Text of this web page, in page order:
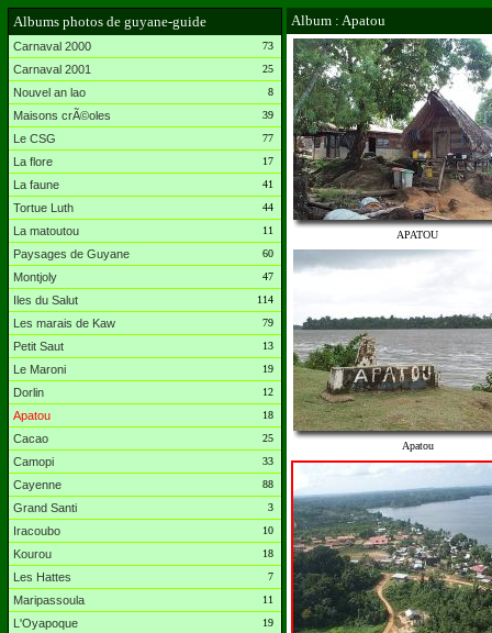
Albums photos de guyane-guide
Carnaval 2000 73
Carnaval 2001 25
Nouvel an lao 8
Maisons crÃ©oles 39
Le CSG 77
La flore 17
La faune 41
Tortue Luth 44
La matoutou 11
Paysages de Guyane 60
Montjoly 47
Iles du Salut 114
Les marais de Kaw 79
Petit Saut 13
Le Maroni 19
Dorlin 12
Apatou 18
Cacao 25
Camopi 33
Cayenne 88
Grand Santi 3
Iracoubo 10
Kourou 18
Les Hattes 7
Maripassoula 11
L'Oyapoque 19
Album : Apatou
APATOU
Apatou